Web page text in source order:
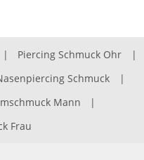
| Piercing Schmuck Ohr
|
Schmuck
|
Mann
|
Frau